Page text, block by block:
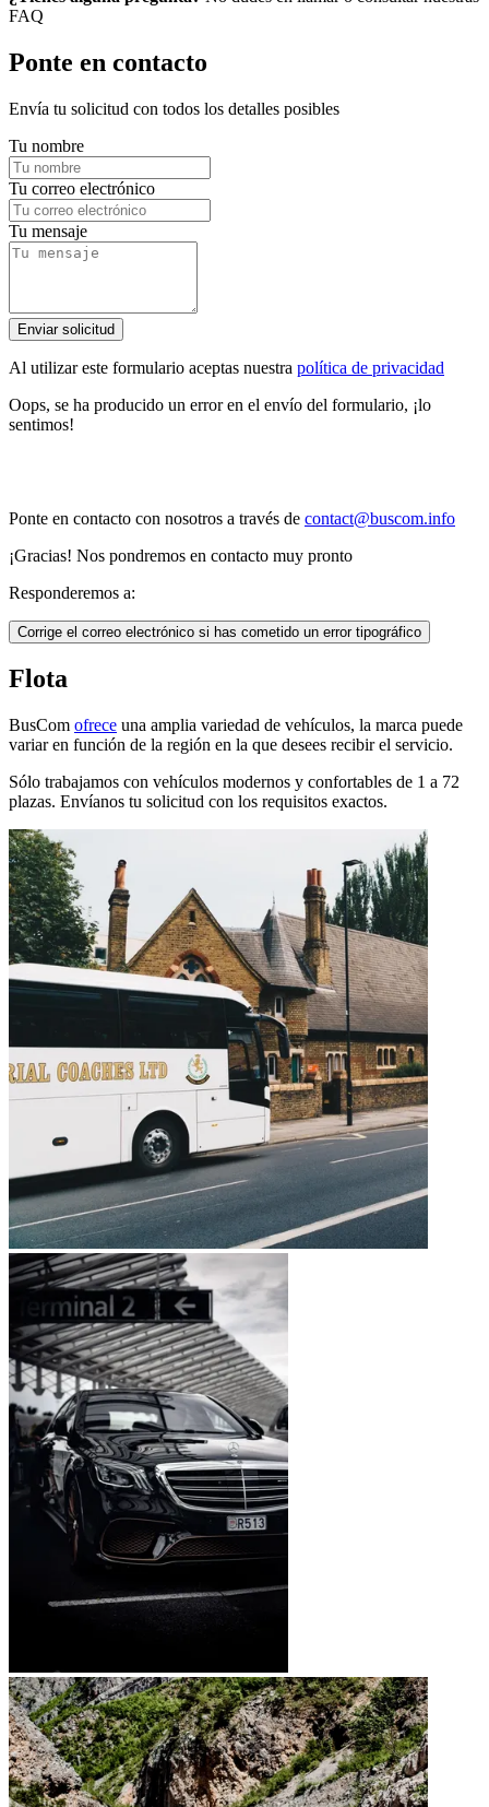
FAQ
Ponte en contacto
Envía tu solicitud con todos los detalles posibles
Tu nombre
Tu correo electrónico
Tu mensaje
Enviar solicitud
Al utilizar este formulario aceptas nuestra política de privacidad
Oops, se ha producido un error en el envío del formulario, ¡lo
sentimos!
Ponte en contacto con nosotros a través de contact@buscom.info
¡Gracias! Nos pondremos en contacto muy pronto
Responderemos a:
Corrige el correo electrónico si has cometido un error tipográfico
Flota
BusCom ofrece una amplia variedad de vehículos, la marca puede
variar en función de la región en la que desees recibir el servicio.
Sólo trabajamos con vehículos modernos y confortables de 1 a 72
plazas. Envíanos tu solicitud con los requisitos exactos.